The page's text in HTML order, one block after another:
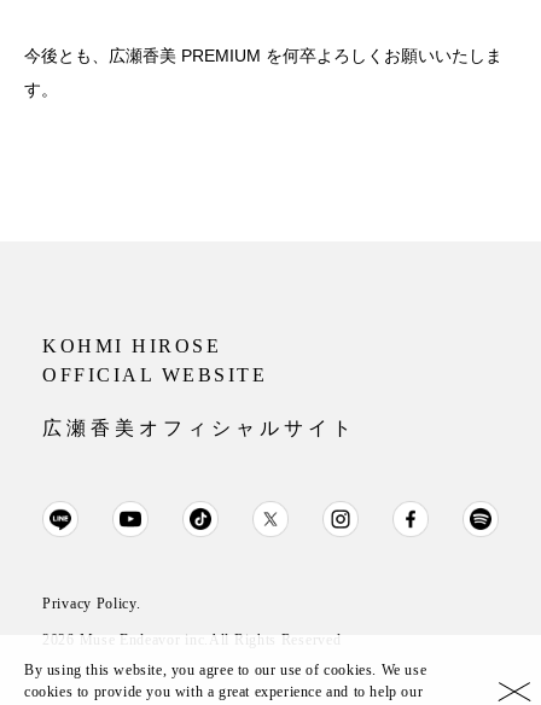
今後とも、広瀬香美 PREMIUM を何卒よろしくお願いいたしま
す。
KOHMI HIROSE
OFFICIAL WEBSITE
広瀬香美オフィシャルサイト
Privacy Policy.
2026 Muse Endeavor inc.All Rights Reserved
By using this website, you agree to our use of cookies. We use
cookies to provide you with a great experience and to help our